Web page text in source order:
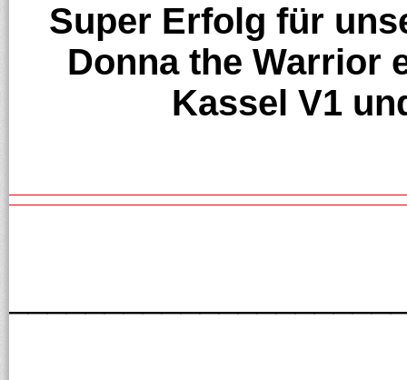
Super Erfolg für
Donna the Warrior
Kassel V1